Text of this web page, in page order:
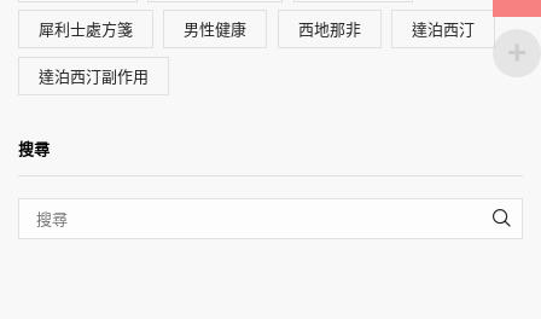
犀利士處方箋 男性健康 西地那非 達泊西汀
達泊西汀副作用
搜尋